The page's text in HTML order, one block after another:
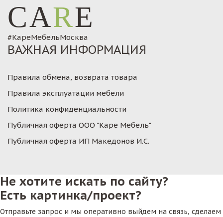
CARE
#КареМебельМосква
ВАЖНАЯ ИНФОРМАЦИЯ
Правила обмена, возврата товара
Правила эксплуатации мебели
Политика конфиденциальности
Публичная оферта ООО "Каре Мебель"
Публичная оферта ИП Македонов И.С.
Не хотите искать по сайту?
Есть картинка/проект?
Отправьте запрос и мы оперативно выйдем на связь, сделаем